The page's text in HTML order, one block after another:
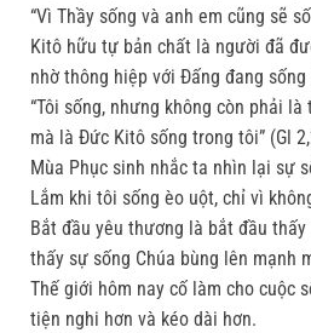
“Vì Thầy sống và anh em cũng sẽ
Kitô hữu tự bản chất là người đã
nhờ thông hiệp với Ðấng đang
“Tôi sống, nhưng không còn phải là
mà là Ðức Kitô sống trong tôi” (Gl
Mùa Phục sinh nhắc ta nhìn lại sự
Lắm khi tôi sống èo uột, chỉ vì
Bắt đầu yêu thương là bắt đầu thấy
thấy sự sống Chúa bùng lên mạnh
Thế giới hôm nay cố làm cho cuộc
tiện nghi hơn và kéo dài hơn.